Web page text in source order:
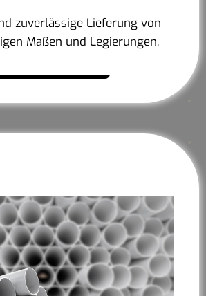
zuverlässige Lieferung von
Maßen und Legierungen.